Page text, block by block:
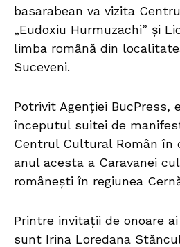
basarabean va vizita
„Eudoxiu Hurmuzachi” și
limba română din
Suceveni.
Potrivit Agenției BucPress,
începutul suitei de
Centrul Cultural Român în
anul acesta a Caravanei
românești în regiunea
Printre invitații de onoare
sunt Irina Loredana